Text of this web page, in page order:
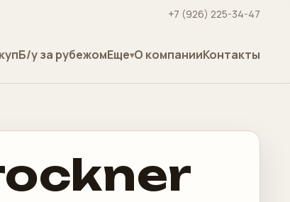
+7 (926) 225-34-47
Б/у за рубежомЕще О компанииКонтакты